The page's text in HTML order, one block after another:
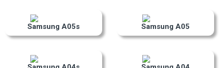
Samsung A05s Samsung A05